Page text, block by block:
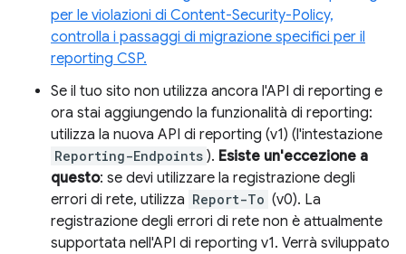
per le violazioni di Content-Security-Policy,
controlla i passaggi di migrazione specifici per il
reporting CSP.
Se il tuo sito non utilizza ancora l'API di reporting e
ora stai aggiungendo la funzionalità di reporting:
utilizza la nuova API di reporting (v1) (l'intestazione
Reporting-Endpoints ). Esiste un'eccezione a
questo: se devi utilizzare la registrazione degli
errori di rete, utilizza Report-To (v0). La
registrazione degli errori di rete non è attualmente
supportata nell'API di reporting v1. Verrà sviluppato